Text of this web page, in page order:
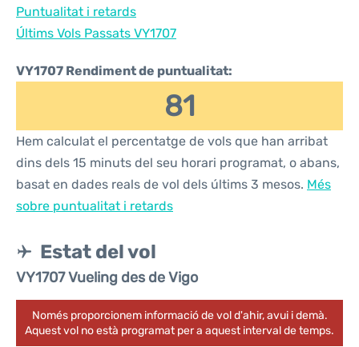
Puntualitat i retards
Últims Vols Passats VY1707
VY1707 Rendiment de puntualitat:
81
Hem calculat el percentatge de vols que han arribat
dins dels 15 minuts del seu horari programat, o abans,
basat en dades reals de vol dels últims 3 mesos. Més
sobre puntualitat i retards
Estat del vol
VY1707 Vueling des de Vigo
Només proporcionem informació de vol d'ahir, avui i demà.
Aquest vol no està programat per a aquest interval de temps.